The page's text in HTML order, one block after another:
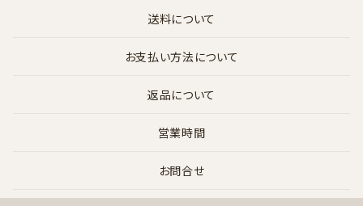
送料について
お支払い方法について
返品について
営業時間
お問合せ